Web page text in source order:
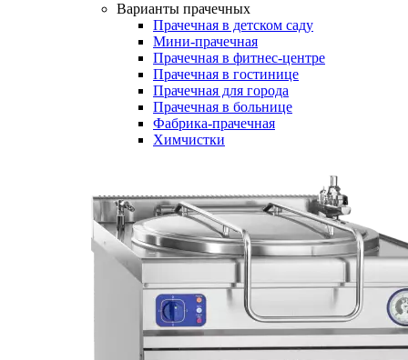
Варианты прачечных
Прачечная в детском саду
Мини-прачечная
Прачечная в фитнес-центре
Прачечная в гостинице
Прачечная для города
Прачечная в больнице
Фабрика-прачечная
Химчистки